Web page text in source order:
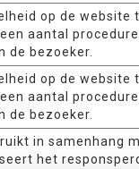
op de website
aantal
de bezoeker.
op de website
aantal
de bezoeker.
in samenhang
het